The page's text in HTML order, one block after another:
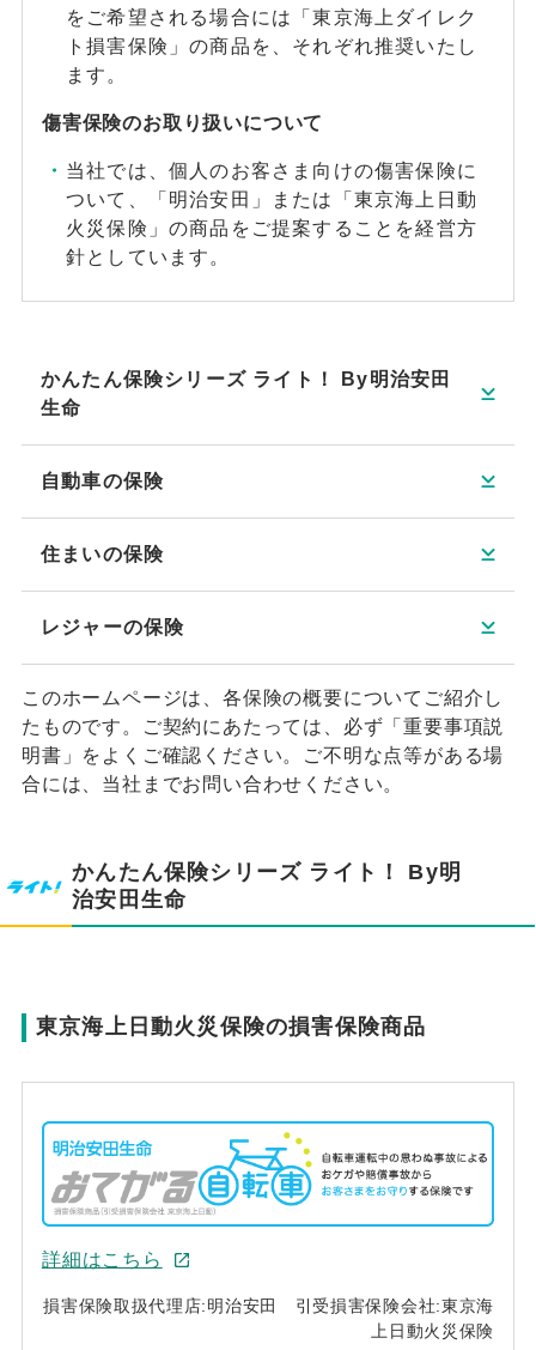
をご希望される場合には「東京海上ダイレク
ト損害保険」の商品を、それぞれ推奨いたし
ます。
傷害保険のお取り扱いについて
当社では、個人のお客さま向けの傷害保険に
ついて、「明治安田」または「東京海上日動
火災保険」の商品をご提案することを経営方
針としています。
かんたん保険シリーズ ライト！ By明治安田
生命
自動車の保険
住まいの保険
レジャーの保険
このホームページは、各保険の概要についてご紹介し
たものです。ご契約にあたっては、必ず「重要事項説
明書」をよくご確認ください。ご不明な点等がある場
合には、当社までお問い合わせください。
かんたん保険シリーズ ライト！ By明
治安田生命
東京海上日動火災保険の損害保険商品
詳細はこちら
損害保険取扱代理店:明治安田 引受損害保険会社:東京海
上日動火災保険